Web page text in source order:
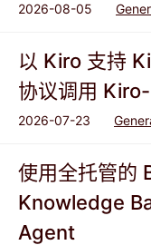
2026-08-05
以 Kiro 支持
协议调用
2026-07-23
使用全托管的
Knowledge
Agent